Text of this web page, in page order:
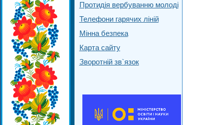
Протидія вербуванню молоді
Телефони гарячих ліній
Мінна безпека
Карта сайту
Зворотній зв`язок